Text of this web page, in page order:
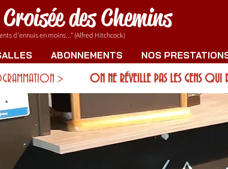
des Chemins
d'ennuis en moins..." (Alfred Hitchcock)
ABONNEMENTS NOS
> ON NE RÉVEILLE PAS LES GENS QUI